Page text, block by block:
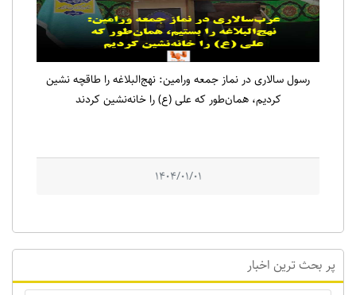
رسول سالاری در نماز جمعه ورامین: نهج‌البلاغه را طاقچه نشین
کردیم، همان‌طور که علی (ع) را خانه‌نشین کردند
1404/01/01
پر بحث ترین اخبار